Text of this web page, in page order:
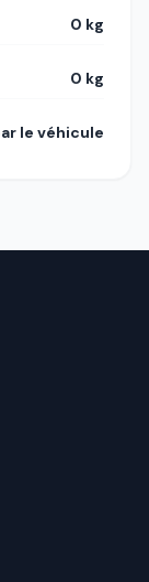
0 kg
0 kg
le véhicule